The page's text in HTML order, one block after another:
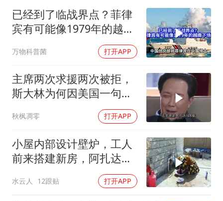
辽宁省深化扫黑除恶专项斗争
一周大涨超7% 金价为何突然上涨
央视新主播李秋莹孙亚鹏亮相
构建更高水平的全民健身公共服务体系
已经到了临战界点？菲律
宾有可能像1979年的越南
万物科普菌 打开APP
主席两次求援两次被拒，
斯大林为何因美国一句话
秋枫凋零 打开APP
小屋内部设计壁炉，工人
前来搭建新房，阿扎达思
水云人 12跟贴 打开APP